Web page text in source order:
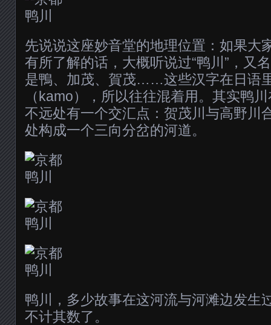
先说说这座妙音堂的地理位置：如果大
有所了解的话，大概听说过“鸭川”，又
是鴨、加茂、賀茂……这些汉字在日语
（kamo），所以往往混着用。其实鸭
不远处有一个交汇点：贺茂川与高野川
处构成一个三向分岔的河道。
鸭川，多少故事在这河流与河滩边发生
不计其数了。